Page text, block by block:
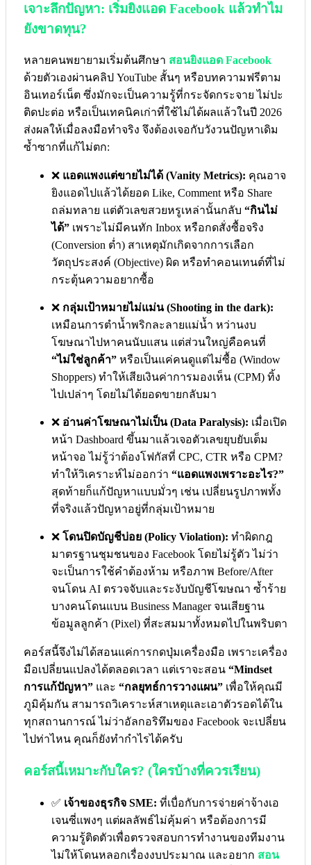
เจาะลึกปัญหา: เริ่มยิงแอด Facebook แล้วทำไม
ยังขาดทุน?
หลายคนพยายามเริ่มต้นศึกษา สอนยิงแอด Facebook
ด้วยตัวเองผ่านคลิป YouTube สั้นๆ หรือบทความฟรีตาม
อินเทอร์เน็ต ซึ่งมักจะเป็นความรู้ที่กระจัดกระจาย ไม่ปะ
ติดปะต่อ หรือเป็นเทคนิคเก่าที่ใช้ไม่ได้ผลแล้วในปี 2026
ส่งผลให้เมื่อลงมือทำจริง จึงต้องเจอกับวังวนปัญหาเดิม
ซ้ำซากที่แก้ไม่ตก:
❌ แอดแพงแต่ขายไม่ได้ (Vanity Metrics): คุณอาจ
ยิงแอดไปแล้วได้ยอด Like, Comment หรือ Share
ถล่มทลาย แต่ตัวเลขสวยหรูเหล่านั้นกลับ “กินไม่
ได้” เพราะไม่มีคนทัก Inbox หรือกดสั่งซื้อจริง
(Conversion ต่ำ) สาเหตุมักเกิดจากการเลือก
วัตถุประสงค์ (Objective) ผิด หรือทำคอนเทนต์ที่ไม่
กระตุ้นความอยากซื้อ
❌ กลุ่มเป้าหมายไม่แม่น (Shooting in the dark):
เหมือนการตำน้ำพริกละลายแม่น้ำ หว่านงบ
โฆษณาไปหาคนนับแสน แต่ส่วนใหญ่คือคนที่
“ไม่ใช่ลูกค้า” หรือเป็นแค่คนดูแต่ไม่ซื้อ (Window
Shoppers) ทำให้เสียเงินค่าการมองเห็น (CPM) ทิ้ง
ไปเปล่าๆ โดยไม่ได้ยอดขายกลับมา
❌ อ่านค่าโฆษณาไม่เป็น (Data Paralysis): เมื่อเปิด
หน้า Dashboard ขึ้นมาแล้วเจอตัวเลขยุบยับเต็ม
หน้าจอ ไม่รู้ว่าต้องโฟกัสที่ CPC, CTR หรือ CPM?
ทำให้วิเคราะห์ไม่ออกว่า “แอดแพงเพราะอะไร?”
สุดท้ายก็แก้ปัญหาแบบมั่วๆ เช่น เปลี่ยนรูปภาพทั้ง
ที่จริงแล้วปัญหาอยู่ที่กลุ่มเป้าหมาย
❌ โดนปิดบัญชีบ่อย (Policy Violation): ทำผิดกฎ
มาตรฐานชุมชนของ Facebook โดยไม่รู้ตัว ไม่ว่า
จะเป็นการใช้คำต้องห้าม หรือภาพ Before/After
จนโดน AI ตรวจจับและระงับบัญชีโฆษณา ซ้ำร้าย
บางคนโดนแบน Business Manager จนเสียฐาน
ข้อมูลลูกค้า (Pixel) ที่สะสมมาทั้งหมดไปในพริบตา
คอร์สนี้จึงไม่ได้สอนแค่การกดปุ่มเครื่องมือ เพราะเครื่อง
มือเปลี่ยนแปลงได้ตลอดเวลา แต่เราจะสอน “Mindset
การแก้ปัญหา” และ “กลยุทธ์การวางแผน” เพื่อให้คุณมี
ภูมิคุ้มกัน สามารถวิเคราะห์สาเหตุและเอาตัวรอดได้ใน
ทุกสถานการณ์ ไม่ว่าอัลกอริทึมของ Facebook จะเปลี่ยน
ไปท่าไหน คุณก็ยังทำกำไรได้ครับ
คอร์สนี้เหมาะกับใคร? (ใครบ้างที่ควรเรียน)
✅ เจ้าของธุรกิจ SME: ที่เบื่อกับการจ่ายค่าจ้างเอ
เจนซี่แพงๆ แต่ผลลัพธ์ไม่คุ้มค่า หรือต้องการมี
ความรู้ติดตัวเพื่อตรวจสอบการทำงานของทีมงาน
ไม่ให้โดนหลอกเรื่องงบประมาณ และอยาก สอน